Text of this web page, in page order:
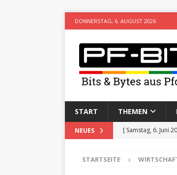
DONNERSTAG, 6. AUGUST 2026
START THEMEN
NEUES [ Samstag, 6. Juni
[ Sonntag, 15.
STARTSEITE